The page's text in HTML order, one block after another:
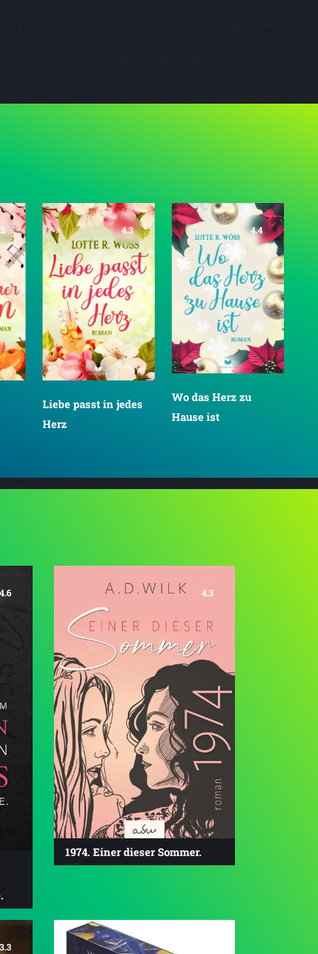
4.3
Liebe passt in jedes
Herz
4.4
Wo das Herz zu
Hause ist
4.6 4.3
1974. Einer dieser Sommer.
3.3